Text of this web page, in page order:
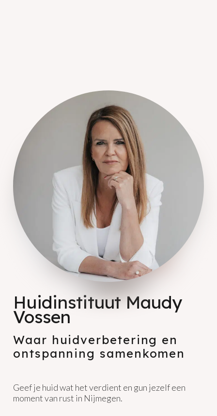
Huidinstituut Maudy
Vossen
Waar huidverbetering en
ontspanning samenkomen
Geef je huid wat het verdient en gun jezelf een
moment van rust in Nijmegen.